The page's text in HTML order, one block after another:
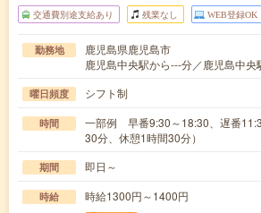
交通費別途支給あり 残業なし WEB登録OK
勤務地
鹿児島県鹿児島市
鹿児島中央駅から---分／鹿児島中
曜日頻度 シフト制
時間
一部例 早番9:30～18:30、遅番
30分、休憩1時間30分）
期間 即日～
時給 時給1300円～1400円